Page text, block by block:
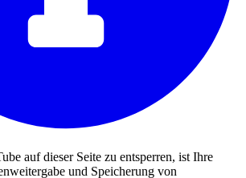
auf dieser Seite zu entsperren, ist Ihre
und Speicherung von